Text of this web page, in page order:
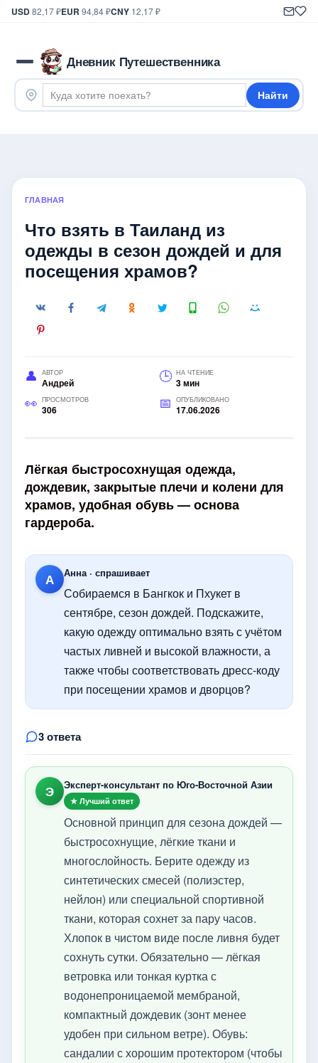
USD82,17 ₽EUR 94,84 ₽CNY 12,17 ₽
Дневник Путешественника
Найти
ГЛАВНАЯ
Что взять в Таиланд из
одежды в сезон дождей и для
посещения храмов?
АВТОР
Андрей
НА ЧТЕНИЕ
3 мин
ПРОСМОТРОВ
306
ОПУБЛИКОВАНО
17.06.2026
Лёгкая быстросохнущая одежда,
дождевик, закрытые плечи и колени для
храмов, удобная обувь — основа
гардероба.
А Анна · спрашивает
Собираемся в Бангкок и Пхукет в
сентябре, сезон дождей. Подскажите,
какую одежду оптимально взять с учётом
частых ливней и высокой влажности, а
также чтобы соответствовать дресс-коду
при посещении храмов и дворцов?
3 ответа
Э Эксперт-консультант по Юго-Восточной Азии
★ Лучший ответ
Основной принцип для сезона дождей —
быстросохнущие, лёгкие ткани и
многослойность. Берите одежду из
синтетических смесей (полиэстер,
нейлон) или специальной спортивной
ткани, которая сохнет за пару часов.
Хлопок в чистом виде после ливня будет
сохнуть сутки. Обязательно — лёгкая
ветровка или тонкая куртка с
водонепроницаемой мембраной,
компактный дождевик (зонт менее
удобен при сильном ветре). Обувь:
сандалии с хорошим протектором (чтобы